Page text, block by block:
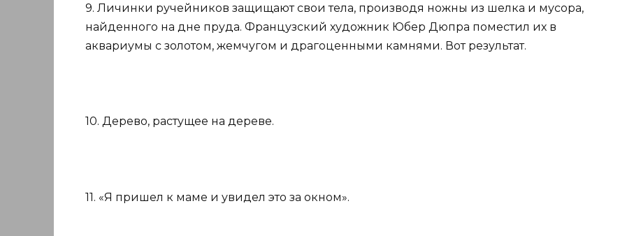
9. Личинки ручейников защищают свои тела, производя ножны из шелка и мусора,
найденного на дне пруда. Французский художник Юбер Дюпра поместил их в
аквариумы с золотом, жемчугом и драгоценными камнями. Вот результат.
10. Дерево, растущее на дереве.
11. «Я пришел к маме и увидел это за окном».